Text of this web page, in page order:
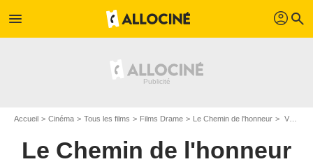
menu profil search
Accueil Cinéma Tous les films Films Drame Le Chemin de l'honneur VOD Le Chemin de l'honneur
Le Chemin de l'honneur